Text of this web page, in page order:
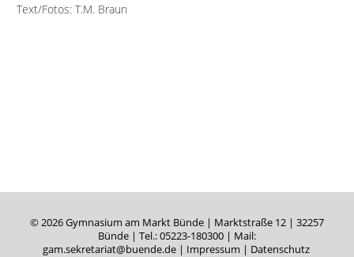
Text/Fotos: T.M. Braun
© 2026 Gymnasium am Markt Bünde | Marktstraße 12 | 32257
Bünde | Tel.: 05223-180300 | Mail:
gam.sekretariat@buende.de| Impressum | Datenschutz